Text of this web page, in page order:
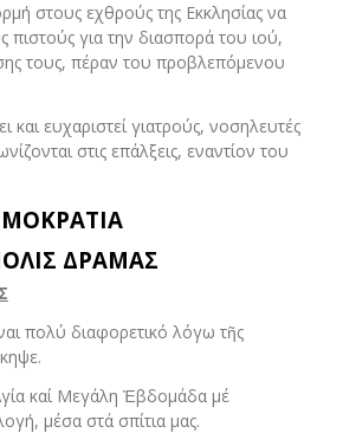
στους εχθρούς της Εκκλησίας να
πιστούς για την διασπορά του ιού,
τους, πέραν του προβλεπόμενου
και ευχαριστεί γιατρούς, νοσηλευτές
στις επάλξεις, εναντίον του
ΔΡΑΜΑΣ
πολύ διαφορετικό λόγω τῆς
καί Μεγάλη Ἑβδομάδα μέ
μέσα στά σπίτια μας.